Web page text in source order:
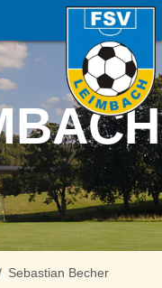
Sebastian Becher